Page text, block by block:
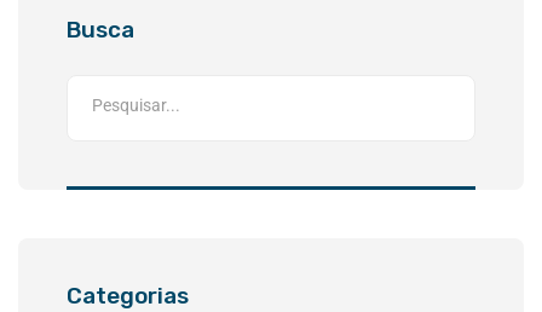
Busca
Categorias